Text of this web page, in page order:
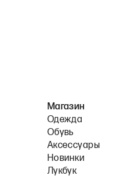
Магазин
Одежда
Обувь
Аксессуары
Новинки
Лукбук